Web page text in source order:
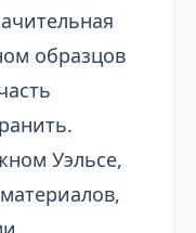
образцов
Уэльсе,